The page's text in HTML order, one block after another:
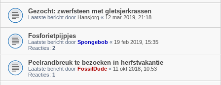
Gezocht: zwerfsteen met gletsjerkrassen
Laatste bericht door Hansjorg « 12 mar 2019, 21:18
Fosforietpijpjes
Laatste bericht door Spongebob « 19 feb 2019, 15:35
Reacties: 2
Peelrandbreuk te bezoeken in herfstvakantie
Laatste bericht door FossilDude « 11 okt 2018, 10:53
Reacties: 1